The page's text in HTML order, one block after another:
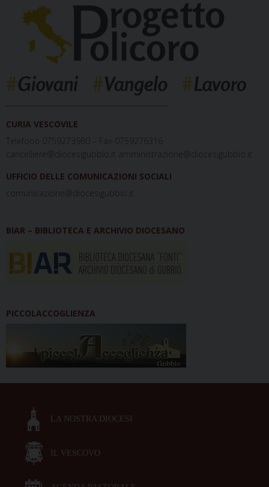
CURIA VESCOVILE
Telefono 0759273980 – Fax 0759276316
cancelliere@diocesigubbio.it amministrazione@diocesigubbio.it
UFFICIO DELLE COMUNICAZIONI SOCIALI
comunicazione@diocesigubbio.it
BIAR – BIBLIOTECA E ARCHIVIO DIOCESANO
PICCOLACCOGLIENZA
LA NOSTRA DIOCESI
IL VESCOVO